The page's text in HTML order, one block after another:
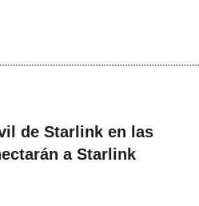
de Starlink en las
a Starlink